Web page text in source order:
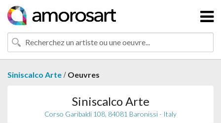
Siniscalco Arte / Oeuvres
Siniscalco Arte
Corso Garibaldi 108, 84081 Baronissi - Italy